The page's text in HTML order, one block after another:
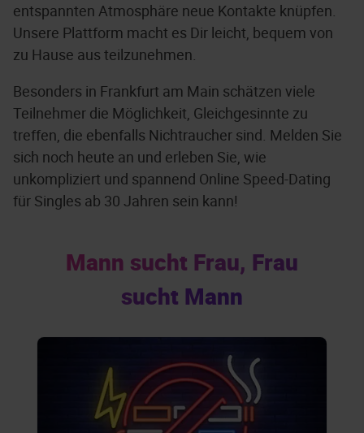
entspannten Atmosphäre neue Kontakte knüpfen.
Unsere Plattform macht es Dir leicht, bequem von
zu Hause aus teilzunehmen.
Besonders in Frankfurt am Main schätzen viele
Teilnehmer die Möglichkeit, Gleichgesinnte zu
treffen, die ebenfalls Nichtraucher sind. Melden Sie
sich noch heute an und erleben Sie, wie
unkompliziert und spannend Online Speed-Dating
für Singles ab 30 Jahren sein kann!
Mann sucht Frau, Frau
sucht Mann